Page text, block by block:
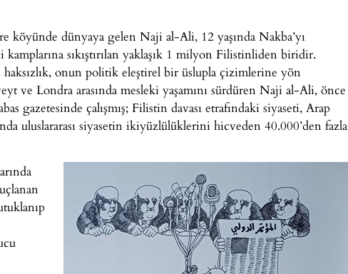
köyünde dünyaya gelen Naji al-Ali, 12 yaşında Nakba’yı
kamplarına sıkıştırılan yaklaşık 1 milyon Filistinliden biridir.
onun politik eleştirel bir üslupla çizimlerine yön
ve Londra arasında mesleki yaşamını sürdüren Naji al-Ali, önce
gazetesinde çalışmış; Filistin davası etrafındaki siyaseti, Arap
uluslararası siyasetin ikiyüzlülüklerini hicveden 40.000’den fazla